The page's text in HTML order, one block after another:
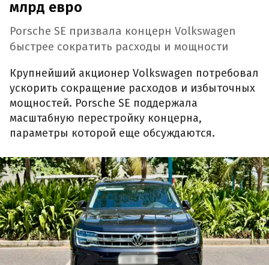
млрд евро
Porsche SE призвала концерн Volkswagen
быстрее сократить расходы и мощности
Крупнейший акционер Volkswagen потребовал
ускорить сокращение расходов и избыточных
мощностей. Porsche SE поддержала
масштабную перестройку концерна,
параметры которой еще обсуждаются.